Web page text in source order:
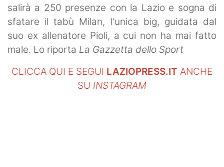
salirà a 250 presenze con la Lazio e sogna di
sfatare il tabù Milan, l'unica big, guidata dal
suo ex allenatore Pioli, a cui non ha mai fatto
male. Lo riporta La Gazzetta dello Sport
CLICCA QUI E SEGUI LAZIOPRESS.IT ANCHE
SU INSTAGRAM